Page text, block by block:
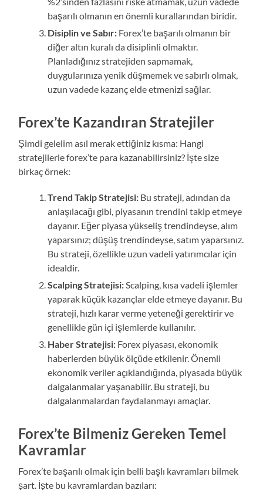
başarılı olmanın en önemli kurallarından biridir.
Disiplin ve Sabır: Forex’te başarılı olmanın bir
diğer altın kuralı da disiplinli olmaktır.
Planladığınız stratejiden sapmamak,
duygularınıza yenik düşmemek ve sabırlı olmak,
uzun vadede kazanç elde etmenizi sağlar.
Forex’te Kazandıran Stratejiler
Şimdi gelelim asıl merak ettiğiniz kısma: Hangi
stratejilerle forex’te para kazanabilirsiniz? İşte size
birkaç örnek:
Trend Takip Stratejisi: Bu strateji, adından da
anlaşılacağı gibi, piyasanın trendini takip etmeye
dayanır. Eğer piyasa yükseliş trendindeyse, alım
yaparsınız; düşüş trendindeyse, satım yaparsınız.
Bu strateji, özellikle uzun vadeli yatırımcılar için
idealdir.
Scalping Stratejisi:Scalping, kısa vadeli işlemler
yaparak küçük kazançlar elde etmeye dayanır. Bu
strateji, hızlı karar verme yeteneği gerektirir ve
genellikle gün içi işlemlerde kullanılır.
Haber Stratejisi: Forex piyasası, ekonomik
haberlerden büyük ölçüde etkilenir. Önemli
ekonomik veriler açıklandığında, piyasada büyük
dalgalanmalar yaşanabilir. Bu strateji, bu
dalgalanmalardan faydalanmayı amaçlar.
Forex’te Bilmeniz Gereken Temel
Kavramlar
Forex’te başarılı olmak için belli başlı kavramları bilmek
şart. İşte bu kavramlardan bazıları: